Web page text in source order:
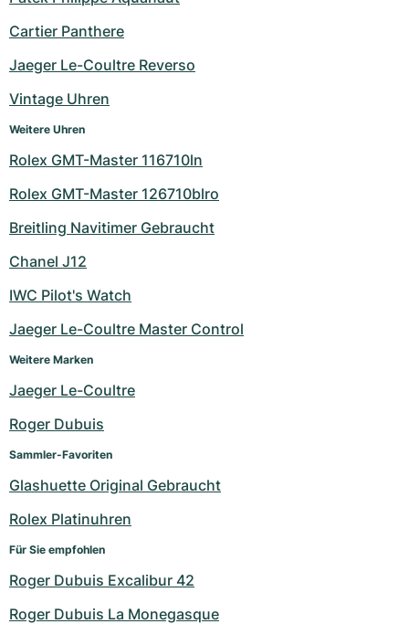
Milgauss
Oyster Perpetual
Yacht-Master
Yacht-Master II
Sea-Dweller
Sky-Dweller
Damenuhren
Ronde
Rotonde
Crash
Pasha
Tortue
Baignoire
Roadster
Professional
Bentley
Transocean
Cockpit
Chronospace
Super Avenger
Montbrillant
Formula 1
Grand Carrera
Gebraucht
Damenuhren
Portofino
Portugieser
Da Vinci
Aquatimer
Spitfire
Gebraucht
Spirit of Big Bang
King Power
Gebraucht
Cartier Panthere
Jaeger Le-Coultre Reverso
Vintage Uhren
Weitere Uhren
Rolex GMT-Master 116710ln
Rolex GMT-Master 126710blro
Breitling Navitimer Gebraucht
Chanel J12
IWC Pilot's Watch
Jaeger Le-Coultre Master Control
Weitere Marken
Jaeger Le-Coultre
Roger Dubuis
Sammler-Favoriten
Glashuette Original Gebraucht
Rolex Platinuhren
Für Sie empfohlen
Roger Dubuis Excalibur 42
Roger Dubuis La Monegasque